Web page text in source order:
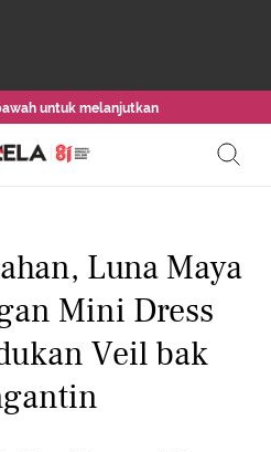
untuk melanjutkan
Luna Maya
Mini Dress
Veil bak